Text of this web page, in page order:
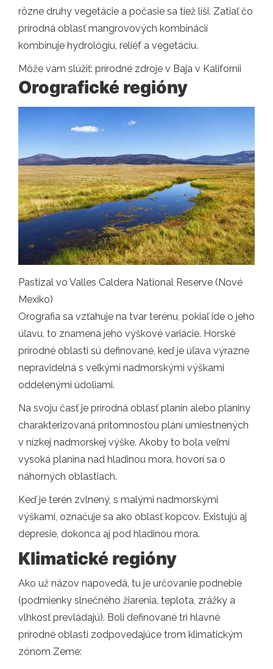
rôzne druhy vegetácie a počasie sa tiež líši. Zatiaľ čo
prírodná oblasť mangrovových kombinácií
kombinuje hydrológiu, reliéf a vegetáciu.
Môže vám slúžiť: prírodné zdroje v Baja v Kalifornii
Orografické regióny
Pastizal vo Valles Caldera National Reserve (Nové
Mexiko)
Orografia sa vzťahuje na tvar terénu, pokiaľ ide o jeho
úľavu, to znamená jeho výškové variácie. Horské
prírodné oblasti sú definované, keď je úľava výrazne
nepravidelná s veľkými nadmorskými výškami
oddelenými údoliami.
Na svoju časť je prírodná oblasť planín alebo planiny
charakterizovaná prítomnosťou plání umiestnených
v nízkej nadmorskej výške. Akoby to bola veľmi
vysoká planina nad hladinou mora, hovorí sa o
náhorných oblastiach.
Keď je terén zvlnený, s malými nadmorskými
výškami, označuje sa ako oblasť kopcov. Existujú aj
depresie, dokonca aj pod hladinou mora.
Klimatické regióny
Ako už názov napovedá, tu je určovanie podnebie
(podmienky slnečného žiarenia, teplota, zrážky a
vlhkosť prevládajú). Boli definované tri hlavné
prírodné oblasti zodpovedajúce trom klimatickým
zónom Zeme: